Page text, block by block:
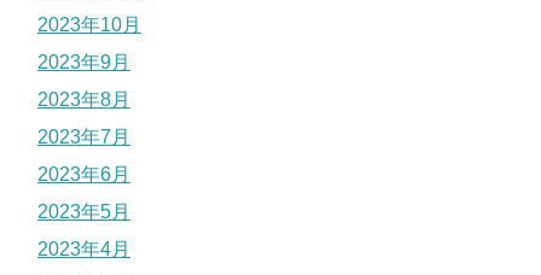
2023年10月
2023年9月
2023年8月
2023年7月
2023年6月
2023年5月
2023年4月